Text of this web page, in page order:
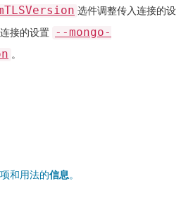
选件调整传入连接的设
接的设置
--mongo-
。
和用法的信息。